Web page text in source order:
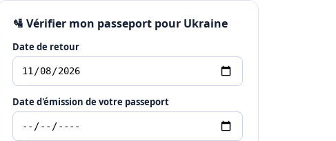
🛂 Vérifier mon passeport pour Ukraine
Date de retour
Date d'émission de votre passeport